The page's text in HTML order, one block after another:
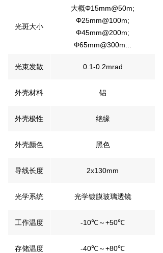
光斑大小
大概Φ15mm@50m;
Φ25mm@100m;
Φ45mm@200m;
Φ65mm@300m...
光束发散 0.1-0.2mrad
外壳材料 铝
外壳极性 绝缘
外壳颜色 黑色
导线长度 2x130mm
光学系统 光学镀膜玻璃透镜
工作温度 -10℃～+50℃
存储温度 -40℃～+80℃